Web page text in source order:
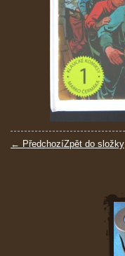
← PředchozíZpět do složky